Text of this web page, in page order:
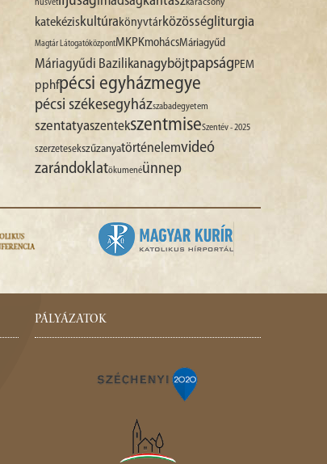
húsvét karácsony
katekéziskultúra könyvtárközösségliturgia
Magtár LátogatóközpontMKPKmohácsMáriagyűd
Máriagyűdi Bazilikanagyböjtpapság PEM
pphfpécsi egyházmegye
pécsi székesegyházszabadegyetem
szentatyaszentekszentmiseSzentév - 2025
szerzetesekszűzanyatörténelemvideó
zarándoklatökumenéünnep
PÁLYÁZATOK